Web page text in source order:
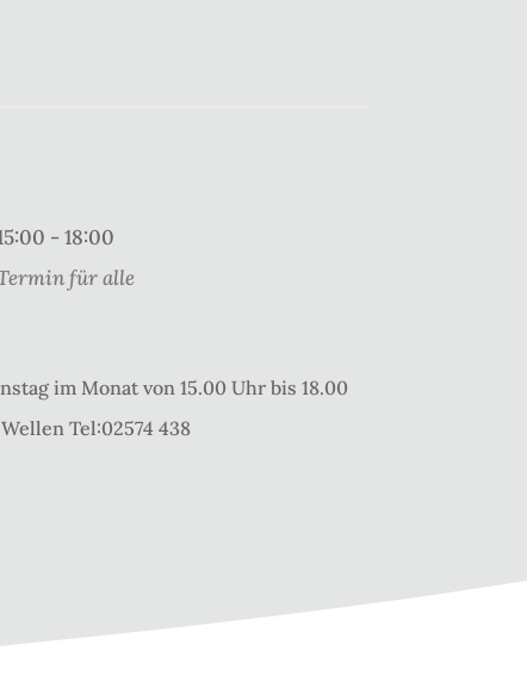
- 18:00
für alle
im Monat von 15.00 Uhr bis 18.00
Tel:02574 438